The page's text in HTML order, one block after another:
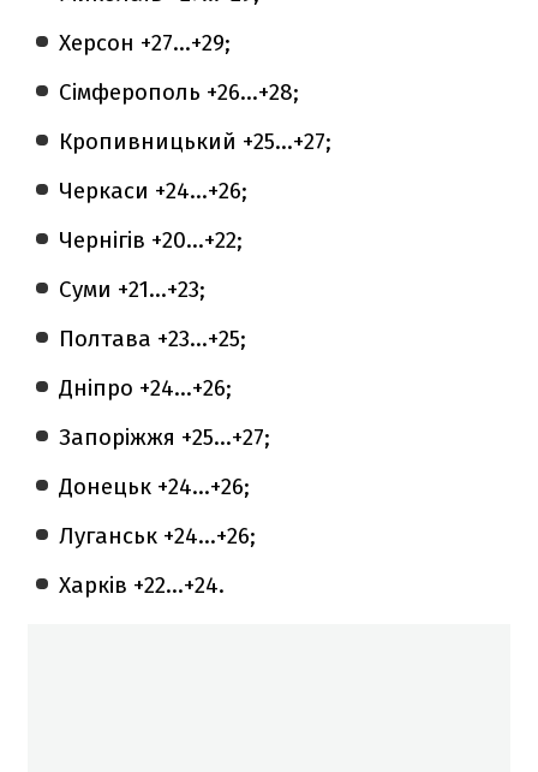
Херсон +27…+29;
Сімферополь +26…+28;
Кропивницький +25…+27;
Черкаси +24…+26;
Чернігів +20…+22;
Суми +21…+23;
Полтава +23…+25;
Дніпро +24…+26;
Запоріжжя +25…+27;
Донецьк +24…+26;
Луганськ +24…+26;
Харків +22…+24.